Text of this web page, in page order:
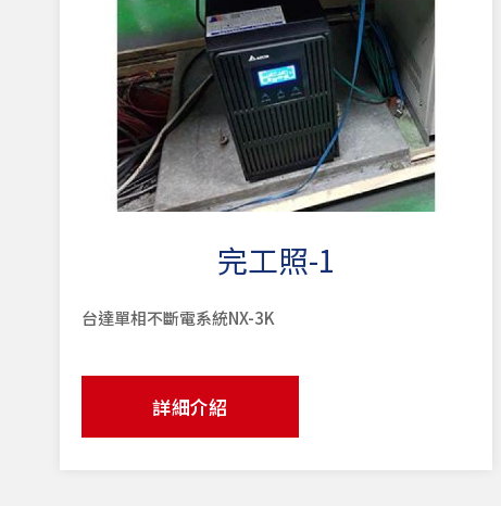
完工照-1
台達單相不斷電系統NX-3K
詳細介紹